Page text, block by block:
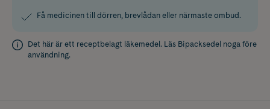
Få medicinen till dörren, brevlådan eller närmaste ombud.
Det här är ett receptbelagt läkemedel. Läs Bipacksedel noga före
användning.